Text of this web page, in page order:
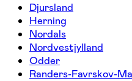
Djursland
Herning
Nordals
Nordvestjylland
Odder
Randers-Favrskov-